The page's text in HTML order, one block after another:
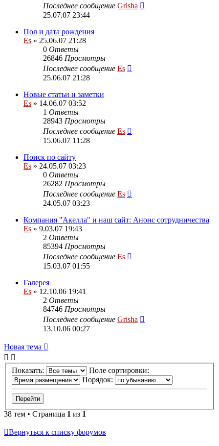
Последнее сообщение Grisha
25.07.07 23:44
Пол и дата рождения
Es » 25.06.07 21:28
0 Ответы
26846 Просмотры
Последнее сообщение Es
25.06.07 21:28
Новые статьи и заметки
Es » 14.06.07 03:52
1 Ответы
28943 Просмотры
Последнее сообщение Es
15.06.07 11:28
Поиск по сайту
Es » 24.05.07 03:23
0 Ответы
26282 Просмотры
Последнее сообщение Es
24.05.07 03:23
Компания "Акелла" и наш сайт: Анонс сотрудничества
Es » 9.03.07 19:43
2 Ответы
85394 Просмотры
Последнее сообщение Es
15.03.07 01:55
Галерея
Es » 12.10.06 19:41
2 Ответы
84746 Просмотры
Последнее сообщение Grisha
13.10.06 00:27
Новая тема
Показать:
Поле сортировки:
Порядок:
38 тем • Страница 1 из 1
Вернуться к списку форумов